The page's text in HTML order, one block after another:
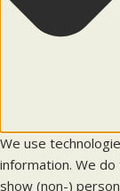
We use
information. We
show (non-)